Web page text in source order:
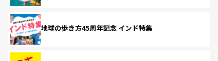
地球の歩き方45周年記念 インド特集